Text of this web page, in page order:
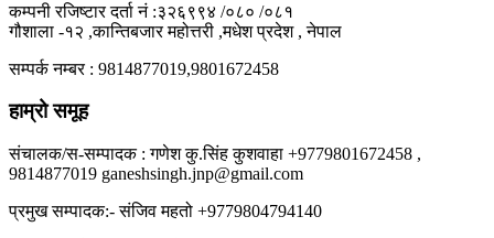
कम्पनी रजिष्टार दर्ता नं :३२६९९४ /०८० /०८१
गौशाला -१२ ,कान्तिबजार महोत्तरी ,मधेश प्रदेश , नेपाल
सम्पर्क नम्बर : 9814877019,9801672458
हाम्रो समूह
संचालक/स-सम्पादक : गणेश कु.सिंह कुशवाहा +9779801672458 ,
9814877019 ganeshsingh.jnp@gmail.com
प्रमुख सम्पादक:- संजिव महतो +9779804794140